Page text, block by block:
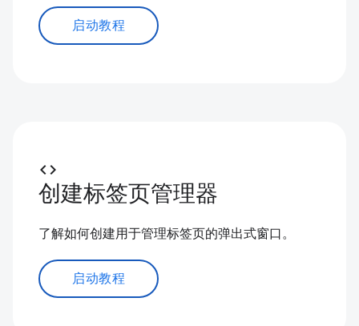
启动教程
code
创建标签页管理器
了解如何创建用于管理标签页的弹出式窗口。
启动教程